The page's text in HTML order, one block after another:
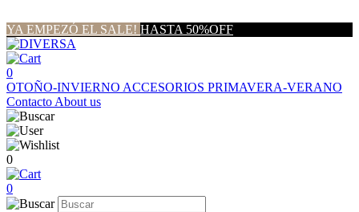
YA EMPEZÓ EL SALE! HASTA 50%OFF
0
OTOÑO-INVIERNO ACCESORIOS PRIMAVERA-VERANO
Contacto About us
0
0